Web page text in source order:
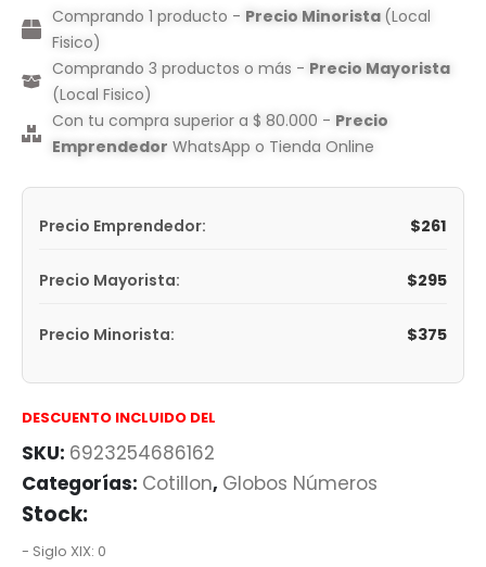
Comprando 1 producto - Precio Minorista (Local
Fisico)
Comprando 3 productos o más - Precio Mayorista
(Local Fisico)
Con tu compra superior a $ 80.000 - Precio
Emprendedor WhatsApp o Tienda Online
Precio Emprendedor: $261
Precio Mayorista: $295
Precio Minorista: $375
DESCUENTO INCLUIDO DEL
SKU: 6923254686162
Categorías: Cotillon, Globos Números
Stock:
- Siglo XIX: 0